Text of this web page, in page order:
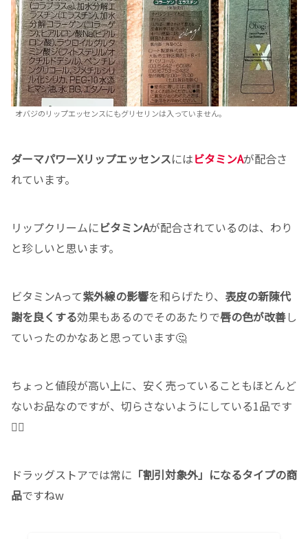
オバジのリップエッセンスにもグリセリンは入っていません。
ダーマパワーXリップエッセンスにはビタミンAが配合さ
れています。
リップクリームにビタミンAが配合されているのは、わり
と珍しいと思います。
ビタミンAって紫外線の影響を和らげたり、 表皮の新陳代
謝を良くする効果もあるのでそのあたりで唇の色が改善し
ていったのかなあと思っています🤔
ちょっと値段が高い上に、安く売っていることもほとんど
ないお品なのですが、切らさないようにしている1品です
👍🏻
ドラッグストアでは常に 「割引対象外」になるタイプの商
品ですねw